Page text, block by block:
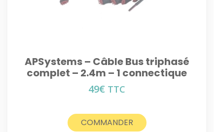
APSystems – Câble Bus triphasé
complet – 2.4m – 1 connectique
49€ TTC
COMMANDER